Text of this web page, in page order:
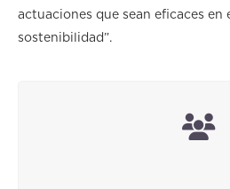
actuaciones que sean eficaces en
sostenibilidad”.